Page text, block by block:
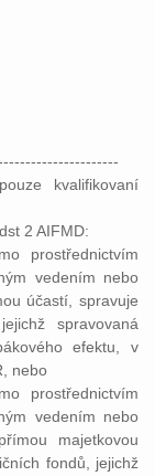
kvalifikovaní
2 AIFMD:
prostřednictvím
vedením nebo
účastí, spravuje
spravovaná
efektu, v
nebo
prostřednictvím
vedením nebo
majetkovou
fondů, jejichž